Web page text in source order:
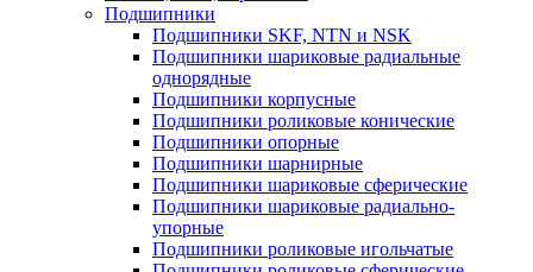
Подшипники
Подшипники SKF, NTN и NSK
Подшипники шариковые радиальные
однорядные
Подшипники корпусные
Подшипники роликовые конические
Подшипники опорные
Подшипники шарнирные
Подшипники шариковые сферические
Подшипники шариковые радиально-
упорные
Подшипники роликовые игольчатые